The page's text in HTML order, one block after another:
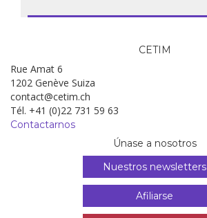
CETIM
Rue Amat 6
1202 Genève Suiza
contact@cetim.ch
Tél. +41 (0)22 731 59 63
Contactarnos
Únase a nosotros
Nuestros newsletters
Afiliarse